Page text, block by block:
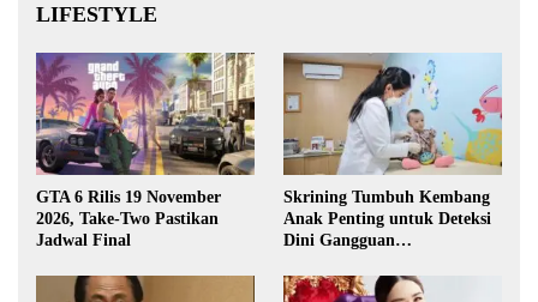
LIFESTYLE
GTA 6 Rilis 19 November
2026, Take-Two Pastikan
Jadwal Final
Skrining Tumbuh Kembang
Anak Penting untuk Deteksi
Dini Gangguan